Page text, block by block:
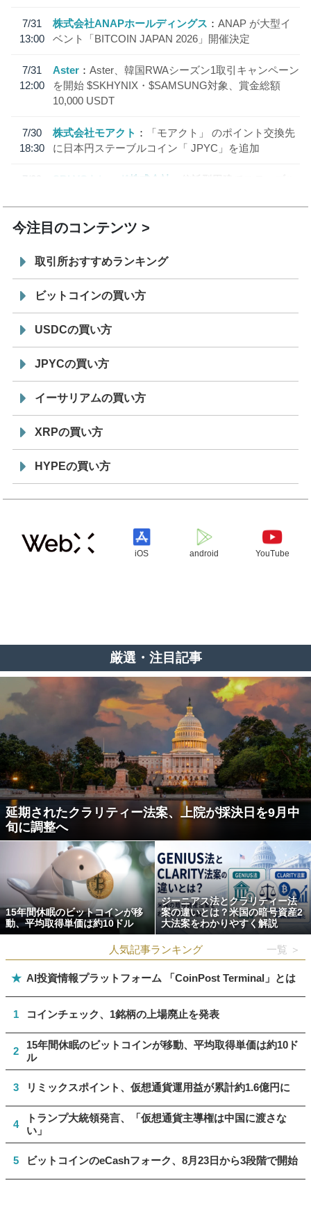
7/31
13:00
株式会社ANAPホールディングス
ANAP が大型イ
ベント「BITCOIN JAPAN 2026」開催決定
7/31
12:00
Aster
Aster、韓国RWAシーズン1取引キャンペーン
を開始 $SKHYNIX・$SAMSUNG対象、賞金総額
10,000 USDT
7/30
18:30
株式会社モアクト
「モアクト」 のポイント交換先
に日本円ステーブルコイン「 JPYC」を追加
7/29
SBI VCトレード株式会社
信託型円建てステーブル
今注目のコンテンツ
取引所おすすめランキング
ビットコインの買い方
USDCの買い方
JPYCの買い方
イーサリアムの買い方
XRPの買い方
HYPEの買い方
iOS android YouTube
厳選・注目記事
延期されたクラリティー法案、上院が採決日を9月中
旬に調整へ
15年間休眠のビットコインが移
動、平均取得単価は約10ドル
ジーニアス法とクラリティー法
案の違いとは？米国の暗号資産2
大法案をわかりやすく解説
人気記事ランキング 一覧 ＞
★ AI投資情報プラットフォーム 「CoinPost Terminal」とは
1 コインチェック、1銘柄の上場廃止を発表
2
15年間休眠のビットコインが移動、平均取得単価は約10ド
ル
3 リミックスポイント、仮想通貨運用益が累計約1.6億円に
4
トランプ大統領発言、「仮想通貨主導権は中国に渡さな
い」
5 ビットコインのeCashフォーク、8月23日から3段階で開始